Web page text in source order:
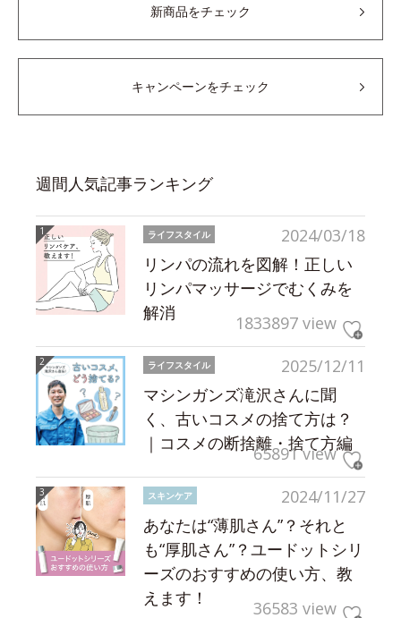
新商品をチェック
キャンペーンをチェック
週間人気記事ランキング
2024/03/18
ライフスタイル
リンパの流れを図解！正しい
リンパマッサージでむくみを
解消
1833897 view
2025/12/11
ライフスタイル
マシンガンズ滝沢さんに聞
く、古いコスメの捨て方は？
｜コスメの断捨離・捨て方編
65891 view
2024/11/27
スキンケア
あなたは“薄肌さん”？それと
も“厚肌さん”？ユードットシリ
ーズのおすすめの使い方、教
えます！
36583 view